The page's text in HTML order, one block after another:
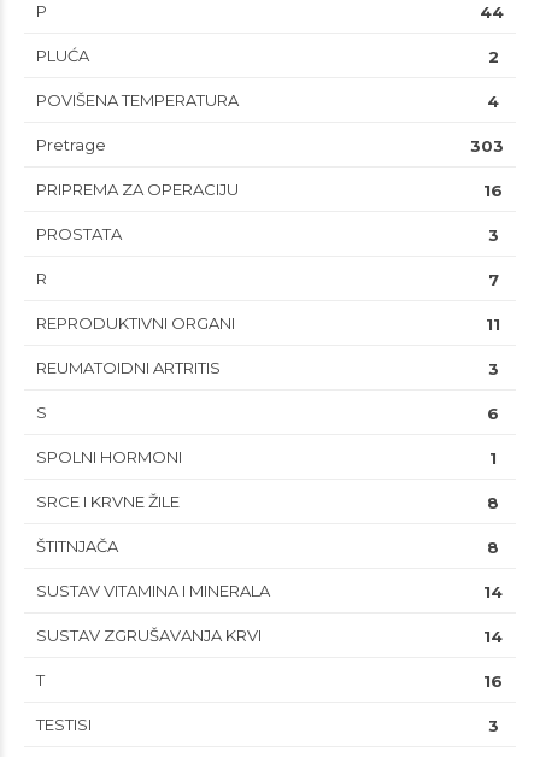
P 44
PLUĆA 2
POVIŠENA TEMPERATURA 4
Pretrage 303
PRIPREMA ZA OPERACIJU 16
PROSTATA 3
R 7
REPRODUKTIVNI ORGANI 11
REUMATOIDNI ARTRITIS 3
S 6
SPOLNI HORMONI 1
SRCE I KRVNE ŽILE 8
ŠTITNJAČA 8
SUSTAV VITAMINA I MINERALA 14
SUSTAV ZGRUŠAVANJA KRVI 14
T 16
TESTISI 3